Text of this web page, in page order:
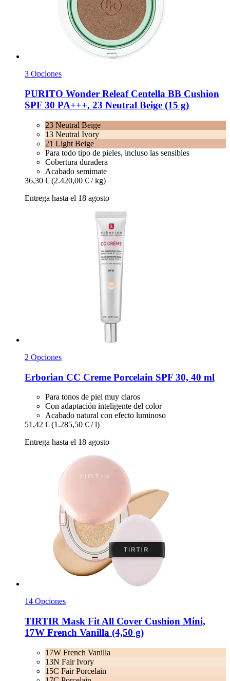
3 Opciones
PURITO Wonder Releaf Centella BB Cushion
SPF 30 PA+++, 23 Neutral Beige (15 g)
23 Neutral Beige
13 Neutral Ivory
21 Light Beige
Para todo tipo de pieles, incluso las sensibles
Cobertura duradera
Acabado semimate
36,30 € (2.420,00 € / kg)
Entrega hasta el 18 agosto
2 Opciones
Erborian CC Creme Porcelain SPF 30, 40 ml
Para tonos de piel muy claros
Con adaptación inteligente del color
Acabado natural con efecto luminoso
51,42 € (1.285,50 € / l)
Entrega hasta el 18 agosto
14 Opciones
TIRTIR Mask Fit All Cover Cushion Mini,
17W French Vanilla (4,50 g)
17W French Vanilla
13N Fair Ivory
15C Fair Porcelain